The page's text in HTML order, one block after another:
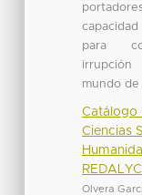
para
mundo de
Catálogo
Ciencias
Olvera